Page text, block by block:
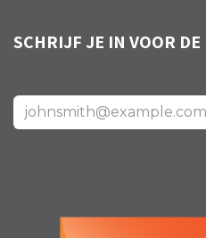
SCHRIJF JE IN VOOR